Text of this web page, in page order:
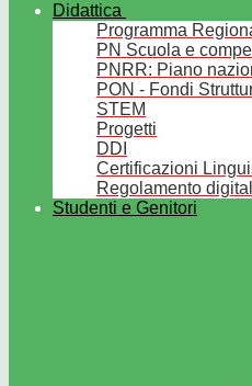
Didattica
Programma
PN Scuola e
PNRR: Piano
PON - Fondi
STEM
Progetti
DDI
Certificazioni
Regolamento
Studenti e Genitori